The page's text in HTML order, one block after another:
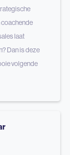
laat
Dan is deze
volgende